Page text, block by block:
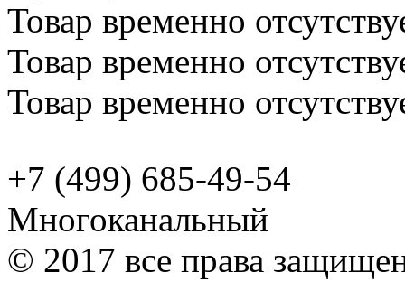
Товар временно
Товар временно
Товар временно
+7 (499) 685-49-54
Многоканальный
© 2017 все права